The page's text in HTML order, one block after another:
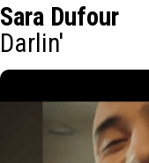
Sara Dufour
Darlin'